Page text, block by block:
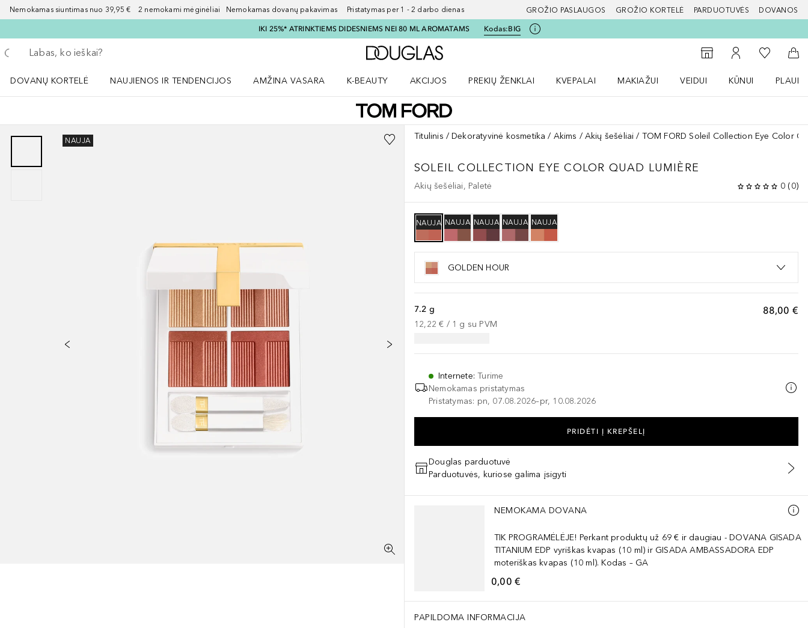
Nemokamas siuntimas nuo 39,95 € 2 nemokami mėginėliai Nemokamas dovanų pakavimas Pristatymas per 1 - 2 darbo dienas GROŽIO PASLAUGOS GROŽIO KORTELĖ PARDUOTUVĖS DOVANOS
IKI 25%* ATRINKTIEMS DIDESNIEMS NEI 80 ML AROMATAMS Kodas:BIG
Grįžk atgal
Vykdykite paiešką
Į Douglas pagrindinį puslapį
Į parduotuvių paiešką
Į mano paskyrą
Į mano
Į
DOVANŲ KORTELĖ
NAUJIENOS IR TENDENCIJOS
AMŽINA VASARA
K-BEAUTY
AKCIJOS
PREKIŲ ŽENKLAI
KVEPALAI
MAKIAŽUI
VEIDUI
KŪNUI
NAUJA Titulinis Dekoratyvinė kosmetika Akims Akių šešėliai TOM FORD Soleil Collection Eye Color
SOLEIL COLLECTION EYE COLOR QUAD LUMIÈRE
Akių šešėliai, Paletė 0 (0)
NAUJA NAUJA NAUJA NAUJA NAUJA
GOLDEN HOUR
88,00 €
7.2 g
12,22 € / 1 g su PVM
Internete:Turime
Nemokamas pristatymas
Pristatymas: pn, 07.08.2026–pr, 10.08.2026
PRIDĖTI Į KREPŠELĮ
Douglas parduotuvė
Parduotuvės, kuriose galima įsigyti
Praleisti slankiklį
NEMOKAMA DOVANA
TIK PROGRAMĖLĖJE! Perkant produktų už 69 € ir daugiau - DOVANA GISADA
TITANIUM EDP vyriškas kvapas (10 ml) ir GISADA AMBASSADORA EDP
moteriškas kvapas (10 ml). Kodas – GA
0,00 €
PAPILDOMA INFORMACIJA